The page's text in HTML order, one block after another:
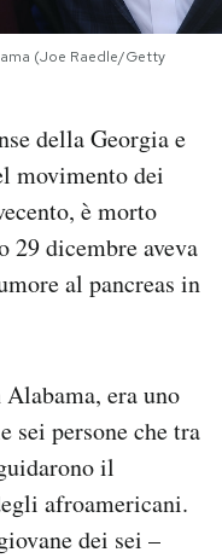
(Joe Raedle/Getty
della Georgia e
movimento dei
è morto
29 dicembre aveva
al pancreas in
era uno
sei persone che tra
il
afroamericani.
dei sei –